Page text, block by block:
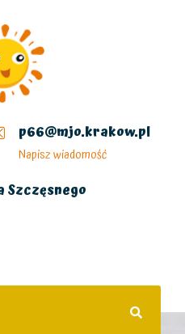
p66@mjo.krakow.pl
Napisz wiadomość
Szczęsnego